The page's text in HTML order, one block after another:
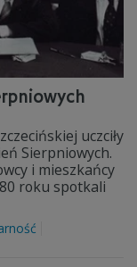
uczciły
Sierpniowych.
i mieszkańcy
roku spotkali